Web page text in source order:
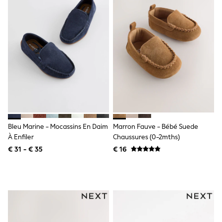
Shackets
Puddlesuits
Fleeces
Teddy Borg
Puffers
Snowsuits
All Footwear
New In
Slippers
Trainers
Wellies
Shoes
Robes
Socks & Tights
Bleu Marine - Mocassins En Daim
À Enfiler
€ 31 - € 35
Marron Fauve - Bébé Suede
Chaussures (0-2mths)
€ 16